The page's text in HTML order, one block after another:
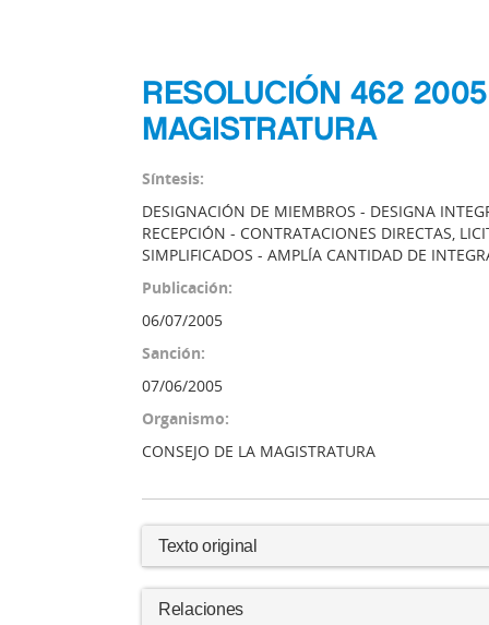
RESOLUCIÓN 462
MAGISTRATURA
Síntesis:
DESIGNACIÓN DE MIEMBROS - DESIGNA
RECEPCIÓN - CONTRATACIONES DIRECTAS,
SIMPLIFICADOS - AMPLÍA CANTIDAD DE
Publicación:
06/07/2005
Sanción:
07/06/2005
Organismo:
CONSEJO DE LA MAGISTRATURA
Texto original
Relaciones